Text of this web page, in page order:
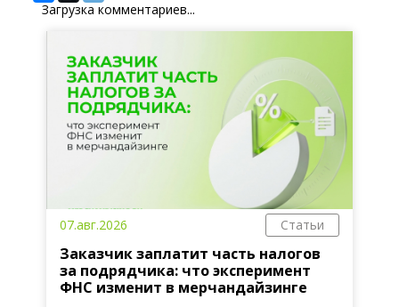
Загрузка комментариев...
07.авг.2026 Статьи
Заказчик заплатит часть налогов
за подрядчика: что эксперимент
ФНС изменит в мерчандайзинге